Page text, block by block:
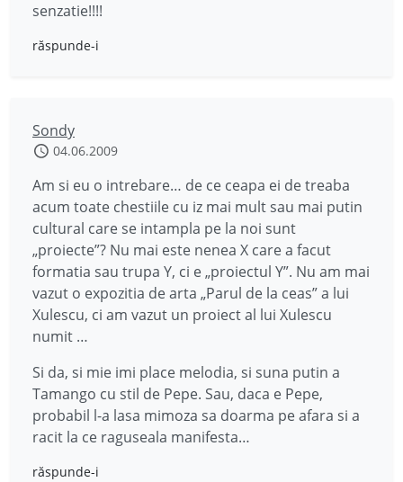
senzatie!!!!
răspunde-i
Sondy
04.06.2009
Am si eu o intrebare… de ce ceapa ei de treaba
acum toate chestiile cu iz mai mult sau mai putin
cultural care se intampla pe la noi sunt
„proiecte”? Nu mai este nenea X care a facut
formatia sau trupa Y, ci e „proiectul Y”. Nu am mai
vazut o expozitia de arta „Parul de la ceas” a lui
Xulescu, ci am vazut un proiect al lui Xulescu
numit …
Si da, si mie imi place melodia, si suna putin a
Tamango cu stil de Pepe. Sau, daca e Pepe,
probabil l-a lasa mimoza sa doarma pe afara si a
racit la ce raguseala manifesta…
răspunde-i